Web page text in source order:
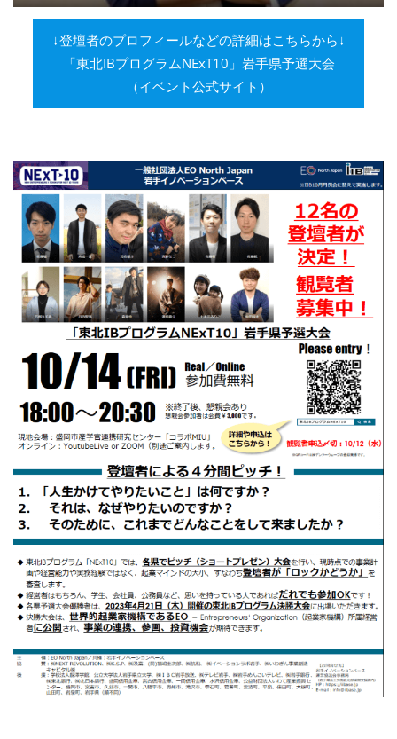
↓登壇者のプロフィールなどの詳細はこちらから↓
「東北IBプログラムNExT10」岩手県予選大会
（イベント公式サイト）